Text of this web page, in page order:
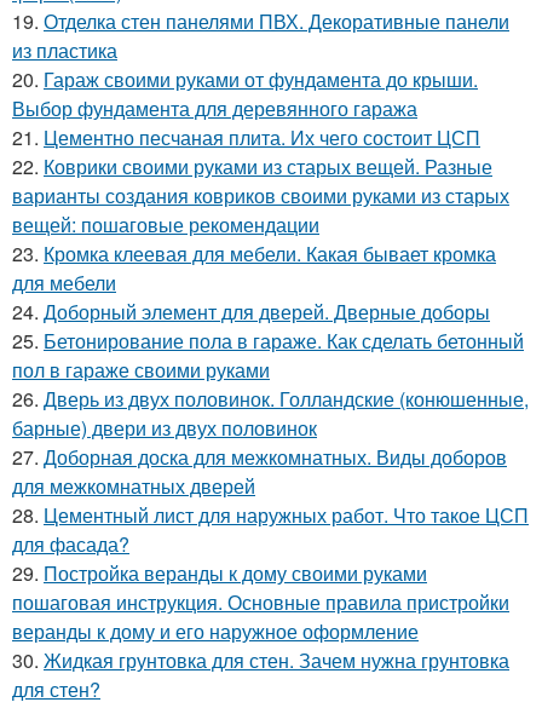
19. Отделка стен панелями ПВХ. Декоративные панели
из пластика
20. Гараж своими руками от фундамента до крыши.
Выбор фундамента для деревянного гаража
21. Цементно песчаная плита. Их чего состоит ЦСП
22. Коврики своими руками из старых вещей. Разные
варианты создания ковриков своими руками из старых
вещей: пошаговые рекомендации
23. Кромка клеевая для мебели. Какая бывает кромка
для мебели
24. Доборный элемент для дверей. Дверные доборы
25. Бетонирование пола в гараже. Как сделать бетонный
пол в гараже своими руками
26. Дверь из двух половинок. Голландские (конюшенные,
барные) двери из двух половинок
27. Доборная доска для межкомнатных. Виды доборов
для межкомнатных дверей
28. Цементный лист для наружных работ. Что такое ЦСП
для фасада?
29. Постройка веранды к дому своими руками
пошаговая инструкция. Основные правила пристройки
веранды к дому и его наружное оформление
30. Жидкая грунтовка для стен. Зачем нужна грунтовка
для стен?